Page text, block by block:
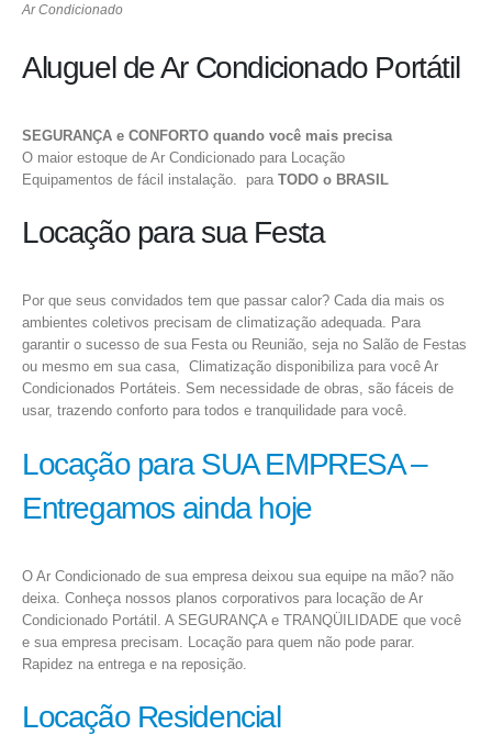
Ar Condicionado
Aluguel de Ar Condicionado Portátil
SEGURANÇA e CONFORTO quando você mais precisa
O maior estoque de Ar Condicionado para Locação
Equipamentos de fácil instalação. para TODO o BRASIL
Locação para sua Festa
Por que seus convidados tem que passar calor? Cada dia mais os
ambientes coletivos precisam de climatização adequada. Para
garantir o sucesso de sua Festa ou Reunião, seja no Salão de Festas
ou mesmo em sua casa, Climatização disponibiliza para você Ar
Condicionados Portáteis. Sem necessidade de obras, são fáceis de
usar, trazendo conforto para todos e tranquilidade para você.
Locação para SUA EMPRESA –
Entregamos ainda hoje
O Ar Condicionado de sua empresa deixou sua equipe na mão? não
deixa. Conheça nossos planos corporativos para locação de Ar
Condicionado Portátil. A SEGURANÇA e TRANQÜILIDADE que você
e sua empresa precisam. Locação para quem não pode parar.
Rapidez na entrega e na reposição.
Locação Residencial